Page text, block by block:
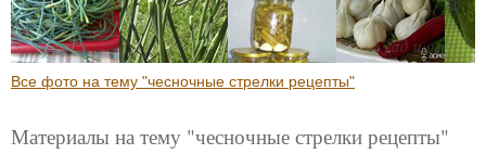
Все фото на тему "чесночные стрелки рецепты"
Материалы на тему "чесночные стрелки рецепты"